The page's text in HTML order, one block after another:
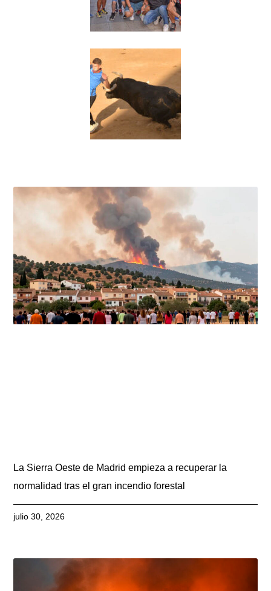
La Sierra Oeste de Madrid empieza a recuperar la
normalidad tras el gran incendio forestal
julio 30, 2026